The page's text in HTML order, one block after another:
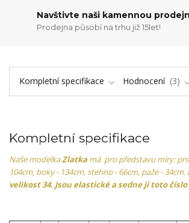
Navštivte naši kamennou
Prodejna působí na trhu již 15let!
Kompletní specifikace Hodnocení 3
Kompletní specifikace
Naše modelkaZlatkamá pro představu míry:
104cm, boky - 134cm, stehno - 66cm, paže - 34cm.
velikost 34. Jsou elastické a sedne jí toto